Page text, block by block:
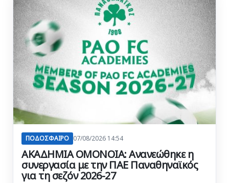
ΠΟΔΟΣΦΑΙΡΟ 07/08/2026 14:54
ΑΚΑΔΗΜΙΑ ΟΜΟΝΟΙΑ: Ανανεώθηκε η
συνεργασία με την ΠΑΕ Παναθηναϊκός
για τη σεζόν 2026-27